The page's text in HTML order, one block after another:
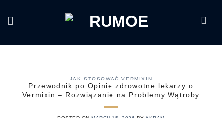
content
JAK STOSOWAĆ VERMIXIN
Przewodnik po Opinie zdrowotne lekarzy o
Vermixin – Rozwiązanie na Problemy Wątroby